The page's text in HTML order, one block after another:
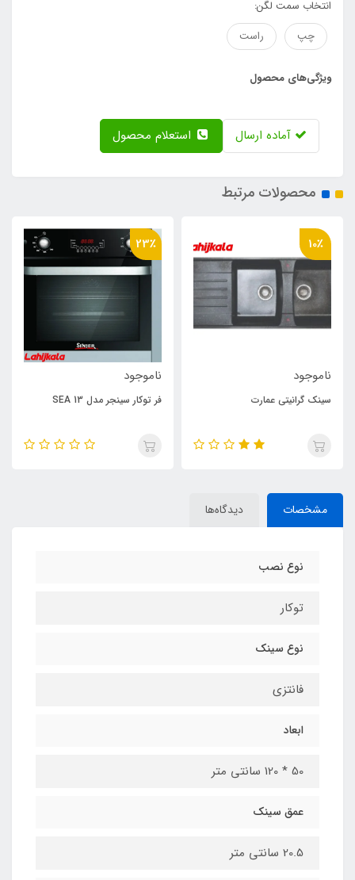
انتخاب سمت لگن:
چپ
راست
ویژگی‌های محصول
آماده ارسال
محصولات مرتبط
10٪
ناموجود
سینک گرانیتی عمارت
23٪
ناموجود
فر توکار سینجر مدل SEA 13
مشخصات دیدگاه‌ها
نوع نصب
توکار
نوع سینک
فانتزی
ابعاد
50 * 120 سانتی متر
عمق سینک
20.5 سانتی متر